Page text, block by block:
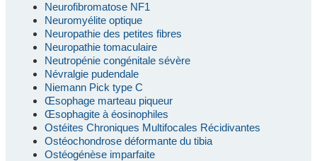
Neurofibromatose NF1
Neuromyélite optique
Neuropathie des petites fibres
Neuropathie tomaculaire
Neutropénie congénitale sévère
Névralgie pudendale
Niemann Pick type C
Œsophage marteau piqueur
Œsophagite à éosinophiles
Ostéites Chroniques Multifocales Récidivantes
Ostéochondrose déformante du tibia
Ostéogénèse imparfaite